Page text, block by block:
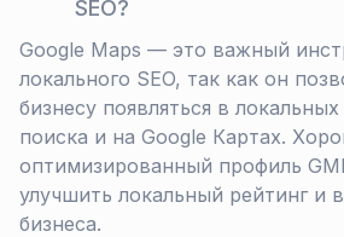
SEO?
Google Maps — это важный
локального SEO, так как он
бизнесу появляться в локальных
поиска и на Google Картах.
оптимизированный профиль
улучшить локальный рейтинг и
бизнеса.